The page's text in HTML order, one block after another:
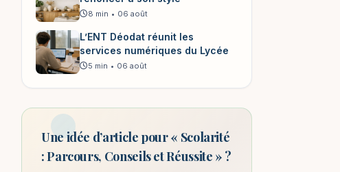
8 min • 06 août
L’ENT Déodat réunit les
services numériques du Lycée
5 min • 06 août
Une idée d’article pour « Scolarité
: Parcours, Conseils et Réussite » ?